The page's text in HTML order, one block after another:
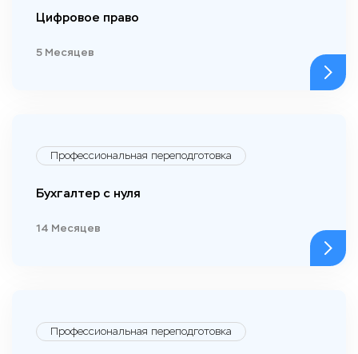
Цифровое право
5 Месяцев
Профессиональная переподготовка
Бухгалтер с нуля
14 Месяцев
Профессиональная переподготовка